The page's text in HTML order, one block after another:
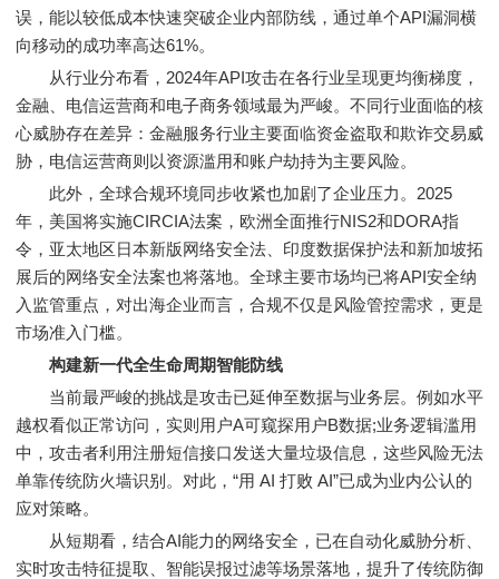
误，能以较低成本快速突破企业内部防线，通过单个API漏洞横
向移动的成功率高达61%。
从行业分布看，2024年API攻击在各行业呈现更均衡梯度，
金融、电信运营商和电子商务领域最为严峻。不同行业面临的核
心威胁存在差异：金融服务行业主要面临资金盗取和欺诈交易威
胁，电信运营商则以资源滥用和账户劫持为主要风险。
此外，全球合规环境同步收紧也加剧了企业压力。2025
年，美国将实施CIRCIA法案，欧洲全面推行NIS2和DORA指
令，亚太地区日本新版网络安全法、印度数据保护法和新加坡拓
展后的网络安全法案也将落地。全球主要市场均已将API安全纳
入监管重点，对出海企业而言，合规不仅是风险管控需求，更是
市场准入门槛。
构建新一代全生命周期智能防线
当前最严峻的挑战是攻击已延伸至数据与业务层。例如水平
越权看似正常访问，实则用户A可窥探用户B数据;业务逻辑滥用
中，攻击者利用注册短信接口发送大量垃圾信息，这些风险无法
单靠传统防火墙识别。对此，“用 AI 打败 AI”已成为业内公认的
应对策略。
从短期看，结合AI能力的网络安全，已在自动化威胁分析、
实时攻击特征提取、智能误报过滤等场景落地，提升了传统防御